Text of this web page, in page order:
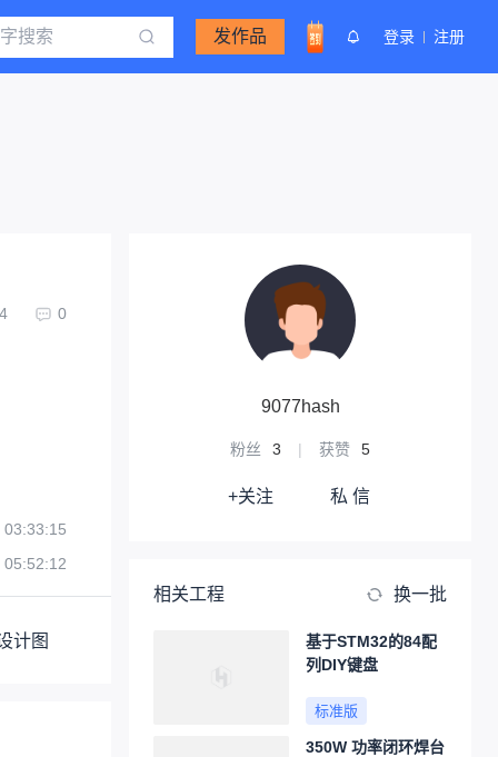
发作品 登录 注册
4 0
计图
9077hash
粉丝 3 | 获赞 5
+关注 私 信
相关工程 换一批
基于STM32的84配
列DIY键盘
标准版
350W 功率闭环焊台